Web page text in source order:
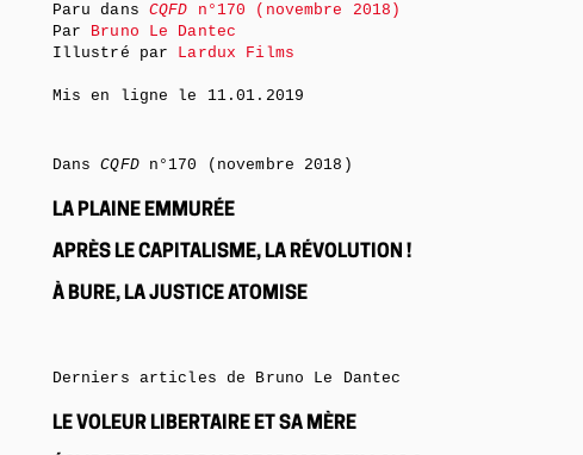
Paru dans CQFD n°170 (novembre 2018)
Par Bruno Le Dantec
Illustré par Lardux Films
Mis en ligne le 11.01.2019
DansCQFDn°170 (novembre 2018)
LA PLAINE EMMURÉE
APRÈS LE CAPITALISME, LA RÉVOLUTION !
À BURE, LA JUSTICE ATOMISE
Derniers articles de Bruno Le Dantec
LE VOLEUR LIBERTAIRE ET SA MÈRE